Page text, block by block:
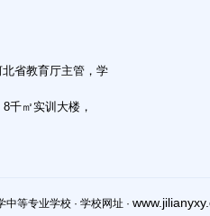
省教育厅主管，学
千㎡实训大楼，
中等专业学校 · 学校网址 ·